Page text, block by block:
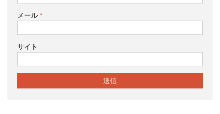
メール *
サイト